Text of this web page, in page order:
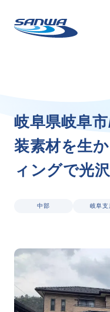
三和ペイン
理念
代表メッセージ
会社概要
取り組み
事業・サービ
外壁塗装
屋根塗装
岐阜県岐阜市
装素材を生か
ィ ングで光沢
中部 岐阜支